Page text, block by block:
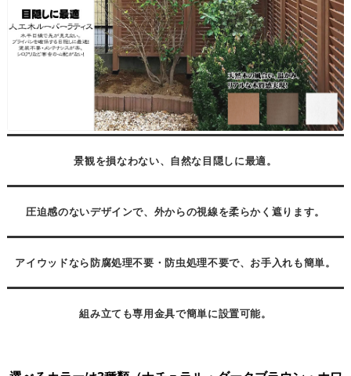
景観を損なわない、自然な目隠しに最適。
圧迫感のないデザインで、外からの視線を柔らかく遮ります。
アイウッドなら防腐処理不要・防虫処理不要で、お手入れも簡単。
組み立ても専用金具で簡単に設置可能。